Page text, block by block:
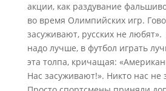
акции, как раздувание
во время Олимпийских игр.
засуживают, русских не
надо лучше, в футбол играть
эта толпа, кричащая:
Нас засуживают!». Никто нас не